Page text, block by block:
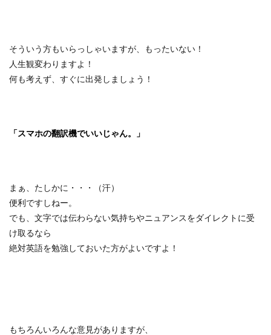
そういう方もいらっしゃいますが、もったいない！
人生観変わりますよ！
何も考えず、すぐに出発しましょう！
「スマホの翻訳機でいいじゃん。」
まぁ、たしかに・・・（汗）
便利ですしねー。
でも、文字では伝わらない気持ちやニュアンスをダイレクトに受
け取るなら
絶対英語を勉強しておいた方がよいですよ！
もちろんいろんな意見がありますが、